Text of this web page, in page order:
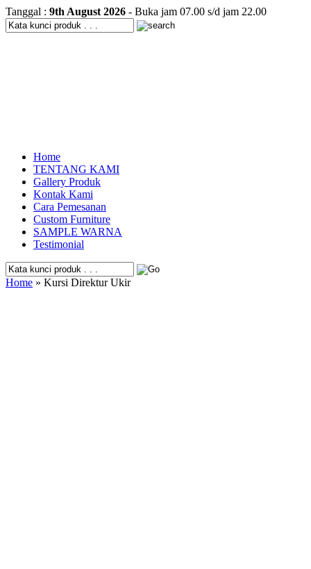
Tanggal : 9th August 2026 - Buka jam 07.00 s/d jam 22.00
Home
TENTANG KAMI
Gallery Produk
Kontak Kami
Cara Pemesanan
Custom Furniture
SAMPLE WARNA
Testimonial
Home » Kursi Direktur Ukir